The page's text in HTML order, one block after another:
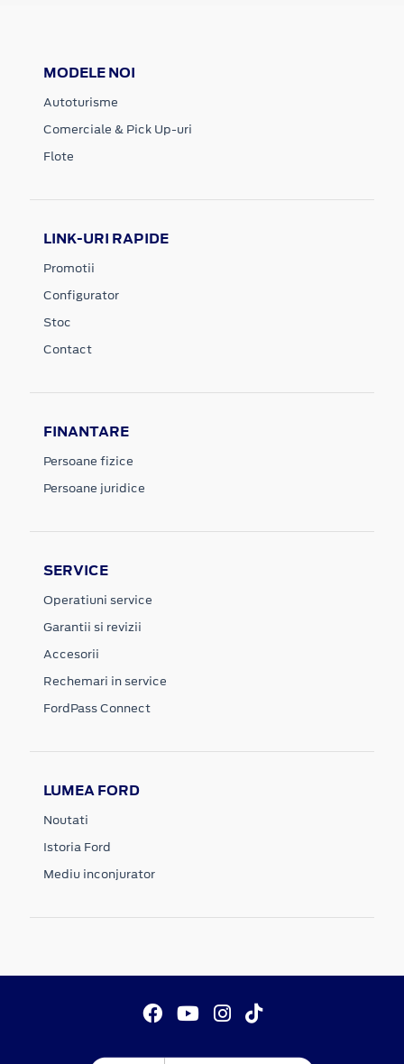
MODELE NOI
Autoturisme
Comerciale & Pick Up-uri
Flote
LINK-URI RAPIDE
Promotii
Configurator
Stoc
Contact
FINANTARE
Persoane fizice
Persoane juridice
SERVICE
Operatiuni service
Garantii si revizii
Accesorii
Rechemari in service
FordPass Connect
LUMEA FORD
Noutati
Istoria Ford
Mediu inconjurator